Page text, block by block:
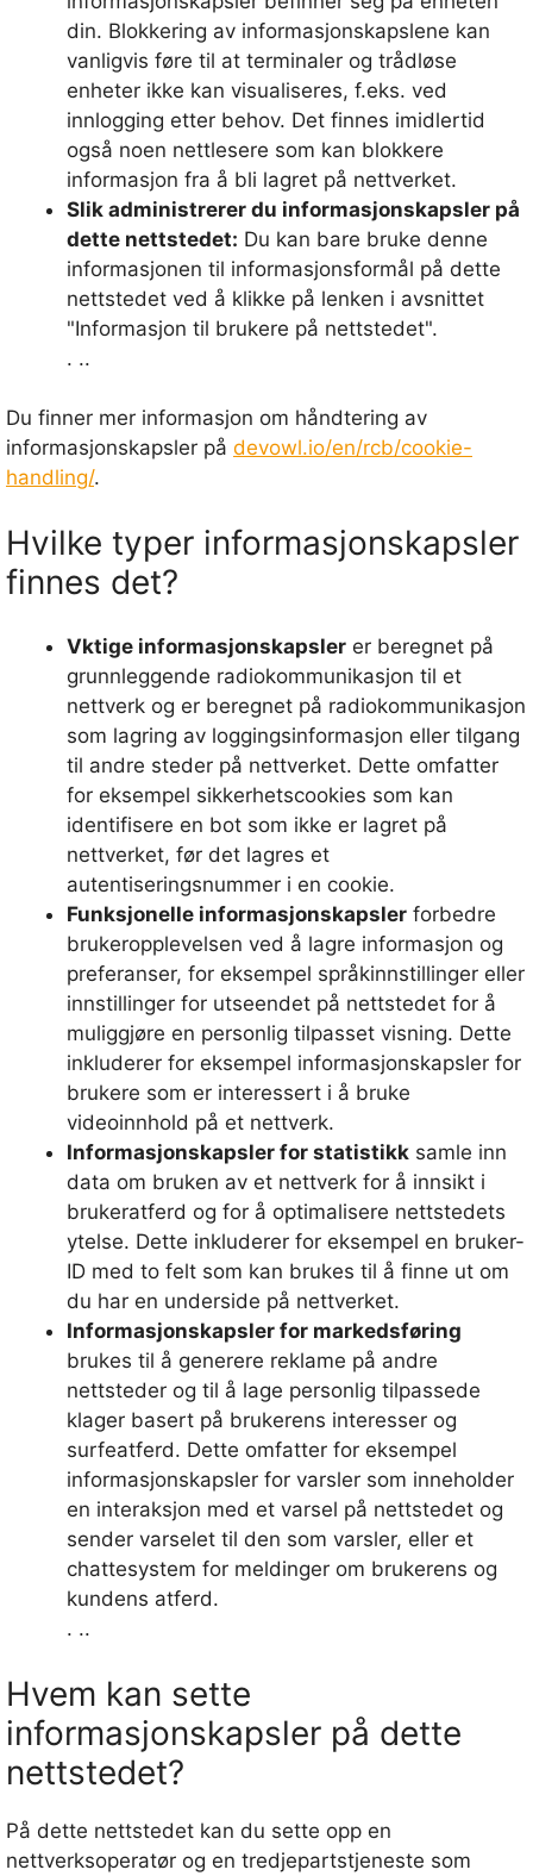
din. Blokkering av informasjonskapslene kan
vanligvis føre til at terminaler og trådløse
enheter ikke kan visualiseres, f.eks. ved
innlogging etter behov. Det finnes imidlertid
også noen nettlesere som kan blokkere
informasjon fra å bli lagret på nettverket.
Slik administrerer du informasjonskapsler på
dette nettstedet: Du kan bare bruke denne
informasjonen til informasjonsformål på dette
nettstedet ved å klikke på lenken i avsnittet
"Informasjon til brukere på nettstedet".
. ..
Du finner mer informasjon om håndtering av
informasjonskapsler på devowl.io/en/rcb/cookie-
handling/.
Hvilke typer informasjonskapsler
finnes det?
Vktige informasjonskapsler er beregnet på
grunnleggende radiokommunikasjon til et
nettverk og er beregnet på radiokommunikasjon
som lagring av loggingsinformasjon eller tilgang
til andre steder på nettverket. Dette omfatter
for eksempel sikkerhetscookies som kan
identifisere en bot som ikke er lagret på
nettverket, før det lagres et
autentiseringsnummer i en cookie.
Funksjonelle informasjonskapsler forbedre
brukeropplevelsen ved å lagre informasjon og
preferanser, for eksempel språkinnstillinger eller
innstillinger for utseendet på nettstedet for å
muliggjøre en personlig tilpasset visning. Dette
inkluderer for eksempel informasjonskapsler for
brukere som er interessert i å bruke
videoinnhold på et nettverk.
Informasjonskapsler for statistikk samle inn
data om bruken av et nettverk for å innsikt i
brukeratferd og for å optimalisere nettstedets
ytelse. Dette inkluderer for eksempel en bruker-
ID med to felt som kan brukes til å finne ut om
du har en underside på nettverket.
Informasjonskapsler for markedsføring
brukes til å generere reklame på andre
nettsteder og til å lage personlig tilpassede
klager basert på brukerens interesser og
surfeatferd. Dette omfatter for eksempel
informasjonskapsler for varsler som inneholder
en interaksjon med et varsel på nettstedet og
sender varselet til den som varsler, eller et
chattesystem for meldinger om brukerens og
kundens atferd.
. ..
Hvem kan sette
informasjonskapsler på dette
nettstedet?
På dette nettstedet kan du sette opp en
nettverksoperatør og en tredjepartstjeneste som